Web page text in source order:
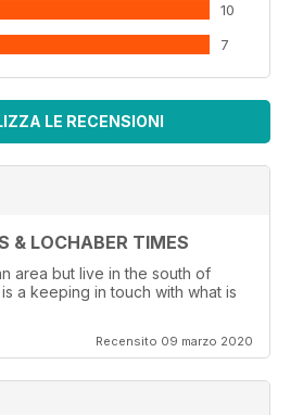
10
7
LE RECENSIONI
& LOCHABER TIMES
area but live in the south of
a keeping in touch with what is
Recensito 09 marzo 2020